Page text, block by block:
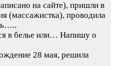
на сайте), пришли в
(массажистка), проводила
в белье или… Напишу о
28 мая, решила